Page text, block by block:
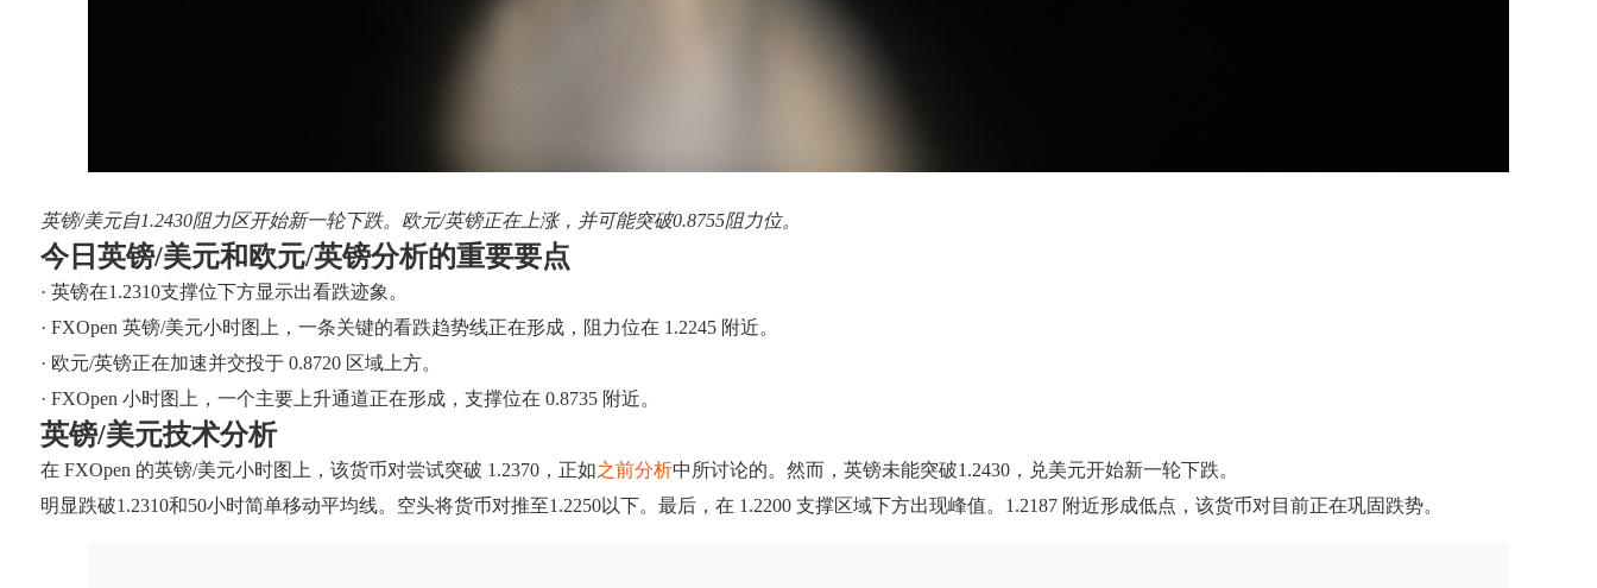
英镑/美元自1.2430阻力区开始新一轮下跌。欧元/英镑正在上涨，并可能突破0.8755阻力位。
今日英镑/美元和欧元/英镑分析的重要要点
· 英镑在1.2310支撑位下方显示出看跌迹象。
· FXOpen 英镑/美元小时图上，一条关键的看跌趋势线正在形成，阻力位在 1.2245 附近。
· 欧元/英镑正在加速并交投于 0.8720 区域上方。
· FXOpen 小时图上，一个主要上升通道正在形成，支撑位在 0.8735 附近。
英镑/美元技术分析
在 FXOpen 的英镑/美元小时图上，该货币对尝试突破 1.2370，正如之前分析中所讨论的。然而，英镑未能突破1.2430，兑美元开始新一轮下跌。
明显跌破1.2310和50小时简单移动平均线。空头将货币对推至1.2250以下。最后，在 1.2200 支撑区域下方出现峰值。1.2187 附近形成低点，该货币对目前正在巩固跌势。